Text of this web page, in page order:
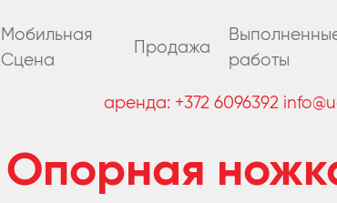
Mобильная
Cцена
Продажа
работы
аренда: +372 6096392
Опорная